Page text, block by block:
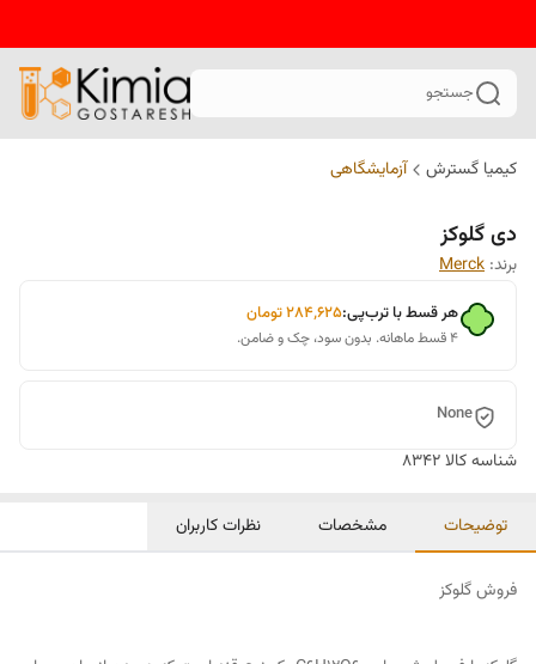
جستجو
کیمیا گسترش آزمایشگاهی
دی گلوکز
برند: Merck
هر قسط با ترب‌پی:۲۸۴٬۶۲۵تومان
۴ قسط ماهانه. بدون سود، چک و ضامن.
None
شناسه کالا8342
توضیحات مشخصات نظرات کاربران
فروش گلوکز